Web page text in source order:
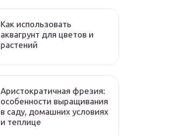
Как использовать
аквагрунт для цветов и
растений
Аристократичная фрезия:
особенности выращивания
в саду, домашних условиях
и теплице